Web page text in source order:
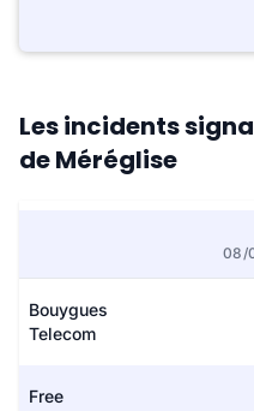
Les incidents
de Méréglise
08/
Bouygues
Telecom
Free